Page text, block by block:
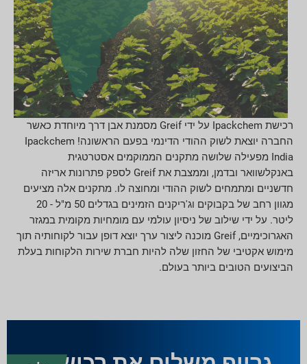
רכישת Ipackchem על ידי Greif מסמנת אבן דרך מיוחדת כאשר
החברה יוצאת לשוק ההודי הדינמי בפעם הראשונה! Ipackchem
India מפעילה שלושה מתקנים הממוקמים אסטרטגית
באנקלשוואר ובדמן, וממצבת את Greif לספק פתרונות אריזה
חדשניים ומתמחים לשוק ההודי ומחוצה לו. מתקנים אלה מציעים
מגוון רחב של בקבוקים וג'ריקנים הזמינים בגדלים 50 מ"ל - 20
ליטר. על ידי שילוב של ניסיון עולמי עם מומחיות מקומית במגזר
האגרוכימיים, Greif מוכנה ליצור ערך יוצא דופן עבור לקוחותיה תוך
מימוש אקטיבי של החזון שלה להיות חברת שירות הלקוחות בעלת
הביצועים הטובים ביותר בעולם.